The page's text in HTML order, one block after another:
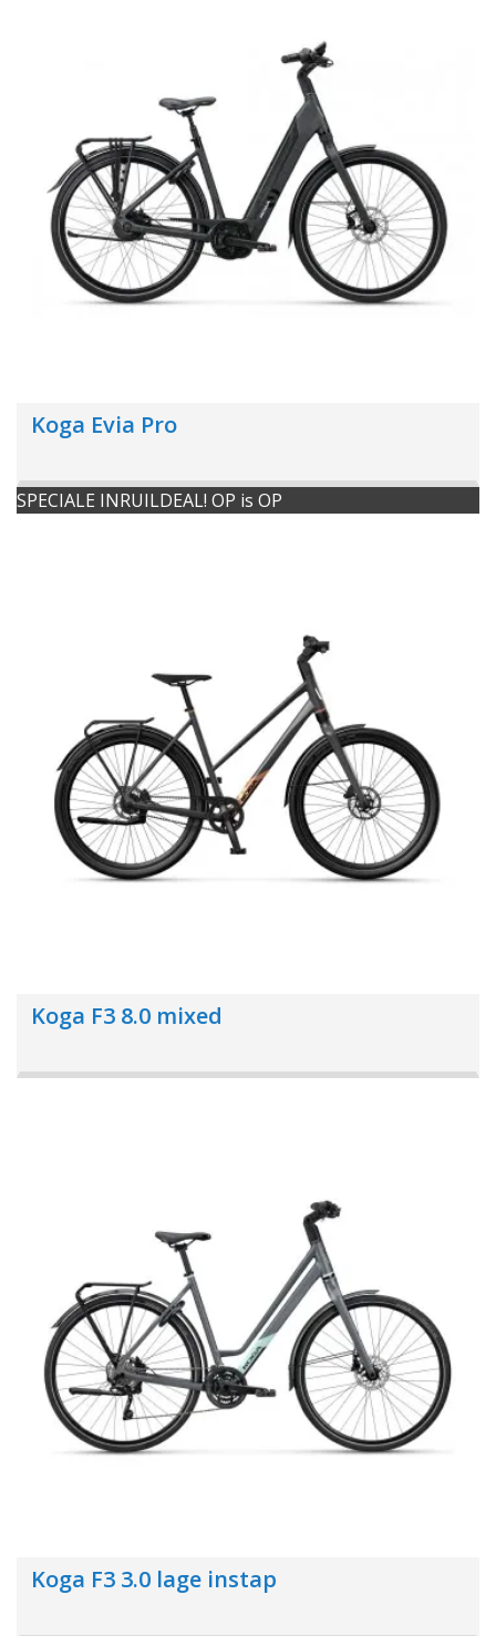
Koga Evia Pro
SPECIALE INRUILDEAL! OP is OP
Koga F3 8.0 mixed
Koga F3 3.0 lage instap